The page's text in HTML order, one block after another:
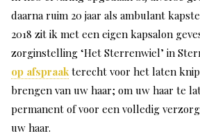
daarna ruim 20 jaar als ambulant
2018 zit ik met een eigen kapsalon
zorginstelling ‘Het Sterrenwiel’ in
op afspraakterecht voor het laten
brengen van uw haar; om uw haar te
permanent of voor een volledig
uw haar.